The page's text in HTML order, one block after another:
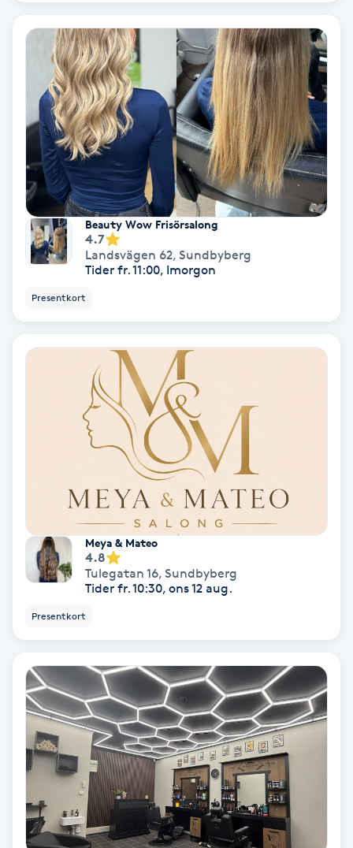
Senioryoga
Shiatsu
Singelfransar
Sjukgymnastik
Skalpmassage
Skinbooster
Sklerosering
Skäggfärgning
Skönhet
Spa
Spa manikyr & pedikyr
Spa-manikyr
Spa-pedikyr
Beauty Wow Frisörsalong
4.7
Landsvägen 62, Sundbyberg
Tider fr. 11:00, Imorgon
Presentkort
Meya & Mateo
4.8
Tulegatan 16, Sundbyberg
Tider fr. 10:30, ons 12 aug.
Presentkort